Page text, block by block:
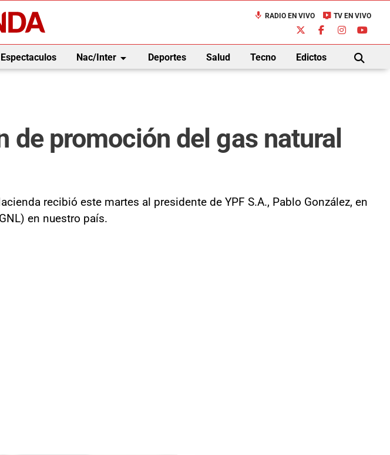
mic RADIO EN VIVO live_tv TV EN VIVO
Espectaculos Nac/Interarrow_drop_down Deportes Salud Tecno Edictos
BUSCAR
de promoción del gas natural
recibió este martes al presidente de YPF S.A., Pablo González, en
en nuestro país.